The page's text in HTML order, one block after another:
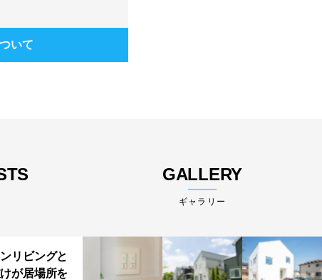
いて
リビングと
が居場所を
GALLERY
ギャラリー